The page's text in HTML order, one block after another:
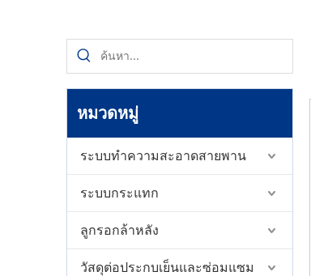
หมวดหมู่
ระบบทำความสะอาดสายพาน
ระบบกระแทก
ลูกรอกล้าหลัง
วัสดุต่อประกบเย็นและซ่อมแซม